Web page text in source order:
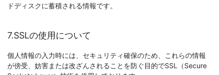
ドディスクに蓄積される情報です。
7.SSLの使用について
個人情報の入力時には、セキュリティ確保のため、これらの情報
が傍受、妨害または改ざんされることを防ぐ目的でSSL（Secure